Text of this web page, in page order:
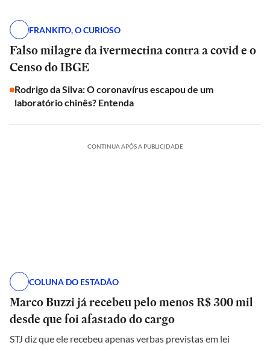
FRANKITO, O CURIOSO
Falso milagre da ivermectina contra a covid e o
Censo do IBGE
Rodrigo da Silva: O coronavírus escapou de um
laboratório chinês? Entenda
CONTINUA APÓS A PUBLICIDADE
COLUNA DO ESTADÃO
Marco Buzzi já recebeu pelo menos R$ 300 mil
desde que foi afastado do cargo
STJ diz que ele recebeu apenas verbas previstas em lei